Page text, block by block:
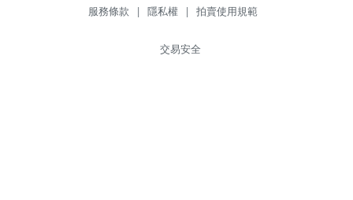
服務條款 | 隱私權 | 拍賣使用規範
交易安全